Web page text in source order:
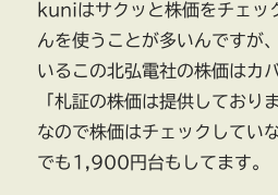
kuniはサクッと株価をチェッ
んを使うことが多いんですが
いるこの北弘電社の株価はカ
「札証の株価は提供しており
なので株価はチェックしてい
でも1,900円台もしてます。